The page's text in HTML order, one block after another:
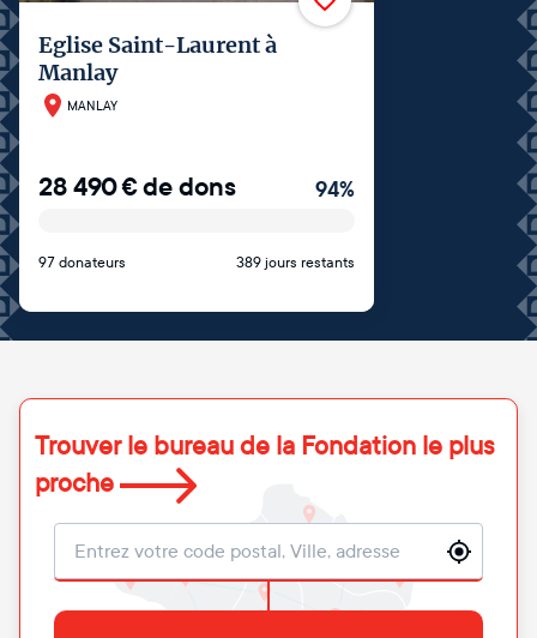
Eglise Saint-Laurent à
Manlay
MANLAY
28 490€de dons 94%
97 donateurs 389 jours restants
Trouver le bureau de la Fondation le plus
proche
Localisation